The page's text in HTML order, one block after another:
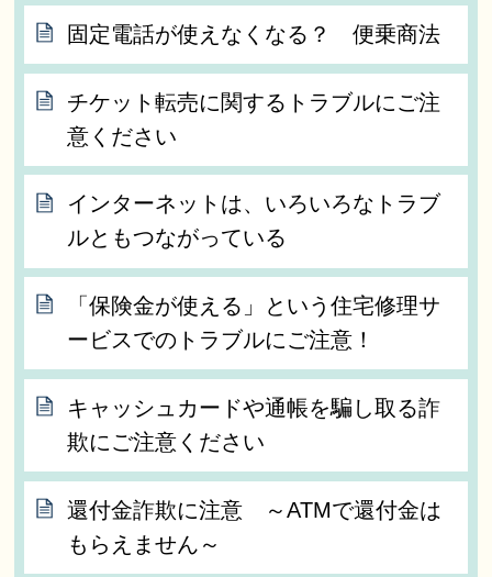
固定電話が使えなくなる？ 便乗商法
チケット転売に関するトラブルにご注
意ください
インターネットは、いろいろなトラブ
ルともつながっている
「保険金が使える」という住宅修理サ
ービスでのトラブルにご注意！
キャッシュカードや通帳を騙し取る詐
欺にご注意ください
還付金詐欺に注意 ～ATMで還付金は
もらえません～